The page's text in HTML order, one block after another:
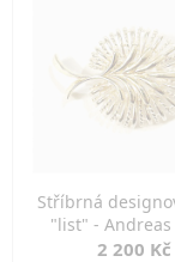
Stříbrná
"list" - Andreas
2 200 Kč